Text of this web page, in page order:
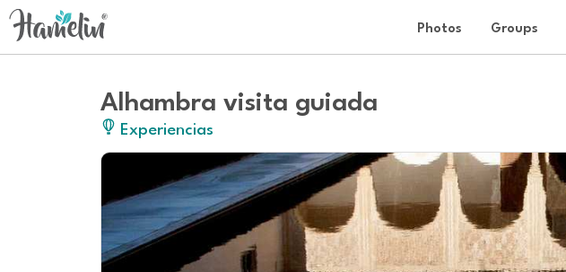
Photos Groups
Alhambra visita guiada
Experiencias